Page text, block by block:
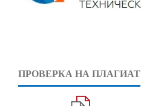
ПРОВЕРКА НА ПЛАГИАТ